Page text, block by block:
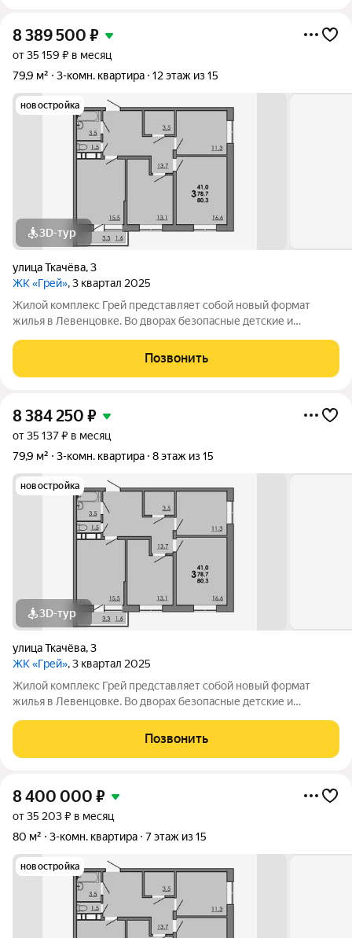
8 389 500 ₽
от 35 159 ₽ в месяц
79,9 м²
3-комн. квартира 12 этаж из 15
новостройка
3D-тур
улица Ткачёва,3
ЖК «Грей», 3 квартал 2025
Жилой комплекс Грей представляет собой новый формат
жилья в Левенцовке. Во дворах безопасные детские и
другое. Большая территория под гостевую парковку, теплый
подземный паркинг. На территории
Позвонить
8 384 250 ₽
от 35 137 ₽ в месяц
79,9 м²
3-комн. квартира 8 этаж из 15
новостройка
3D-тур
улица Ткачёва,3
ЖК «Грей», 3 квартал 2025
Жилой комплекс Грей представляет собой новый формат
жилья в Левенцовке. Во дворах безопасные детские и
другое. Большая территория под гостевую парковку, теплый
подземный паркинг. На территории
Позвонить
8 400 000 ₽
от 35 203 ₽ в месяц
80 м²
3-комн. квартира 7 этаж из 15
новостройка